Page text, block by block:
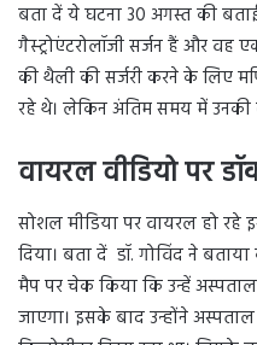
बता दें ये घटना 30 अगस्त की
गैस्ट्रोएंटरोलॉजी सर्जन हैं और वह
की थैली की सर्जरी करने के लिए
रहे थे। लेकिन अंतिम समय में उनकी
वायरल वीडियो पर
सोशल मीडिया पर वायरल हो रहे
दिया। बता दें डॉ. गोविंद ने
मैप पर चेक किया कि उन्हें
जाएगा। इसके बाद उन्होंने